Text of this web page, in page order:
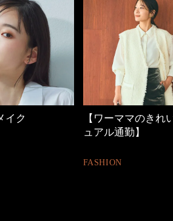
【ワーママのきれいめ
ュアル通勤】
FASHION